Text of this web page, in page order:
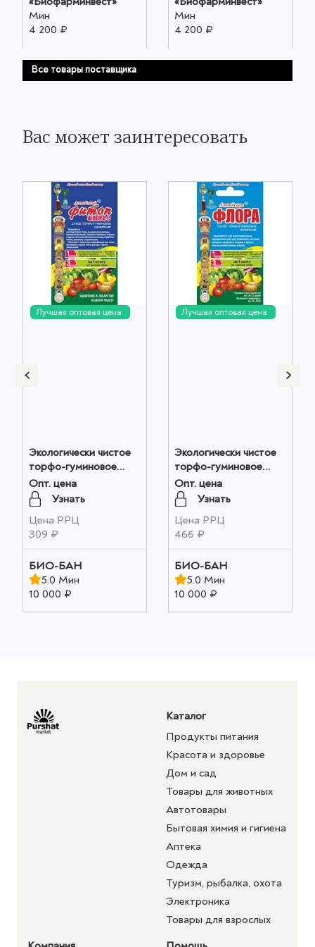
Мин
4 200 ₽
Мин
4 200 ₽
Все товары поставщика
Вас может заинтересовать
Лучшая оптовая цена
Экологически чистое
торфо-гуминовое
удобрение "Алтайский
ФИТОП-ФЛОРА-С "
1 шт оптом
Опт. цена
Узнать
Цена РРЦ
309 ₽
БИО-БАН
5.0 Мин
10 000 ₽
Лучшая оптовая цена
Экологически чистое
торфо-гуминовое
удобрение "Алтайская
ФЛОРА" 1 шт оптом
Опт. цена
Узнать
Цена РРЦ
466 ₽
БИО-БАН
5.0 Мин
10 000 ₽
Каталог
Продукты питания
Красота и здоровье
Дом и сад
Товары для животных
Автотовары
Бытовая химия и гигиена
Аптека
Одежда
Туризм, рыбалка, охота
Электроника
Товары для взрослых